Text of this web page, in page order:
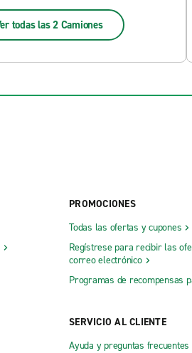
todas las 2 Camiones
PROMOCIONES
Todas las ofertas y cupones
Regístrese para recibir las
correo electrónico
Programas de recompensas
SERVICIO AL CLIENTE
Ayuda y preguntas frecuentes